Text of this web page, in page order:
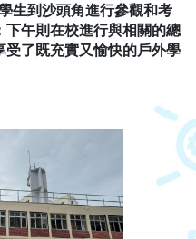
生到沙頭角進行參觀和考
午則在校進行與相關的總
了既充實又愉快的戶外學